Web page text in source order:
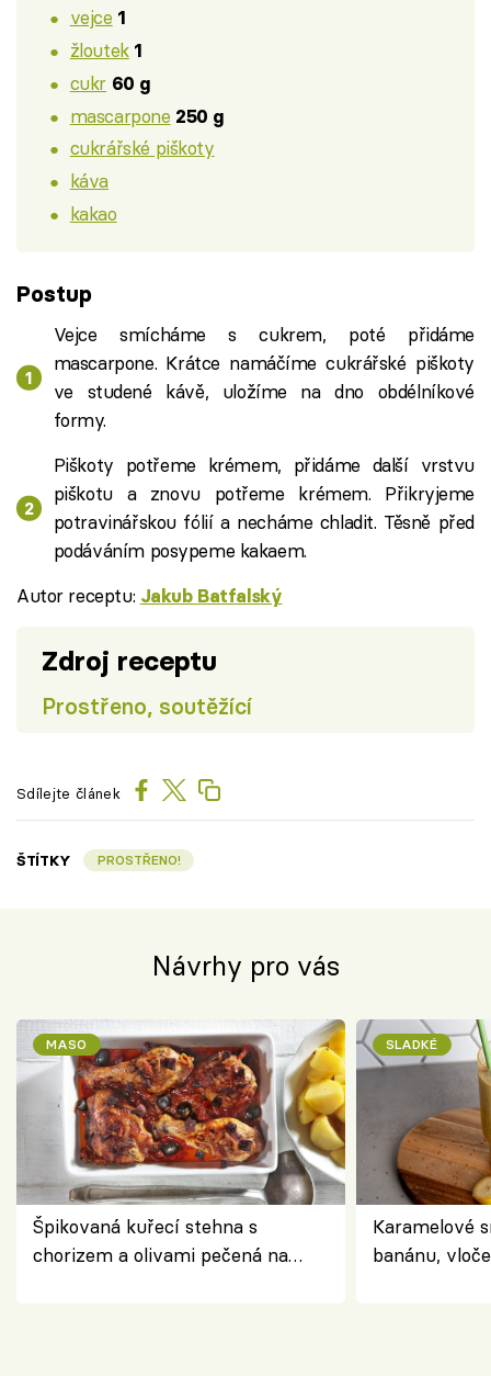
vejce 1
žloutek 1
cukr 60 g
mascarpone 250 g
cukrářské piškoty
káva
kakao
Postup
Vejce smícháme s cukrem, poté přidáme
mascarpone. Krátce namáčíme cukrářské piškoty
ve studené kávě, uložíme na dno obdélníkové
formy.
Piškoty potřeme krémem, přidáme další vrstvu
piškotu a znovu potřeme krémem. Přikryjeme
potravinářskou fólií a necháme chladit. Těsně před
podáváním posypeme kakaem.
Autor receptu: Jakub Batfalský
Zdroj receptu
Prostřeno, soutěžící
Sdílejte článek
ŠTÍTKY PROSTŘENO!
Návrhy pro vás
MASO
Špikovaná kuřecí stehna s
chorizem a olivami pečená na
SLADKÉ
Karamelové
banánu,